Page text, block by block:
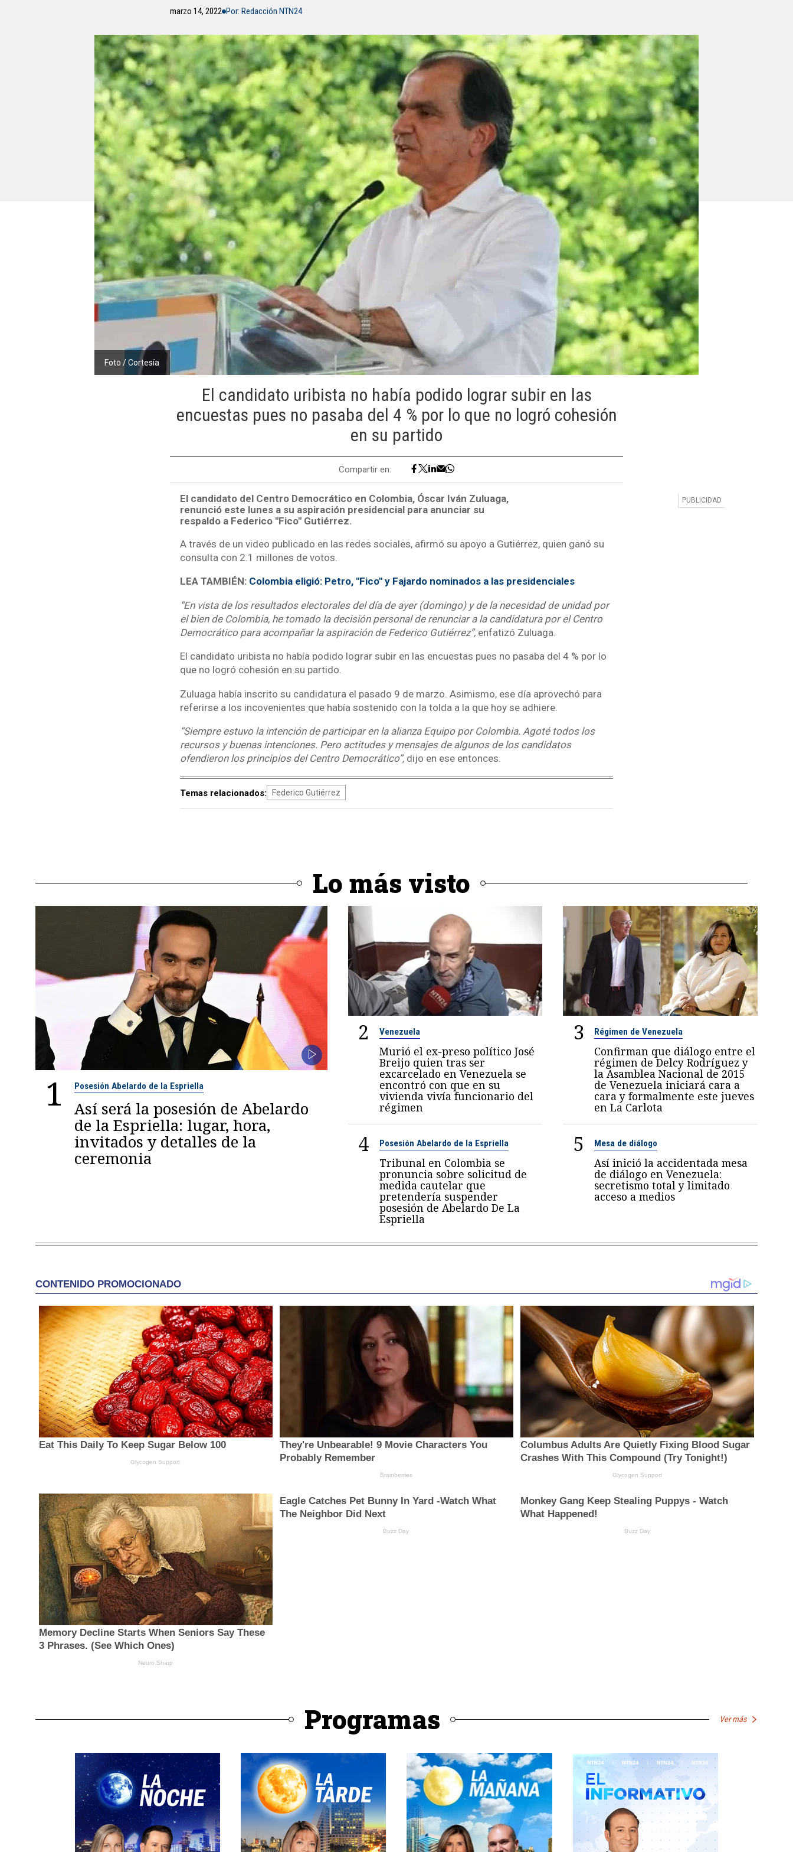
marzo 14, 2022 Por: Redacción NTN24
Foto / Cortesía
El candidato uribista no había podido lograr subir en las
encuestas pues no pasaba del 4 % por lo que no logró cohesión
en su partido
Compartir en:
El candidato del Centro Democrático en Colombia, Óscar Iván Zuluaga,
renunció este lunes a su aspiración presidencial para anunciar su
respaldo a Federico "Fico" Gutiérrez.
A través de un video publicado en las redes sociales, afirmó su apoyo a Gutiérrez, quien ganó su
consulta con 2.1 millones de votos.
LEA TAMBIÉN: Colombia eligió: Petro, "Fico" y Fajardo nominados a las presidenciales
“En vista de los resultados electorales del día de ayer (domingo) y de la necesidad de unidad por
el bien de Colombia, he tomado la decisión personal de renunciar a la candidatura por el Centro
Democrático para acompañar la aspiración de Federico Gutiérrez”, enfatizó Zuluaga.
El candidato uribista no había podido lograr subir en las encuestas pues no pasaba del 4 % por lo
que no logró cohesión en su partido.
Zuluaga había inscrito su candidatura el pasado 9 de marzo. Asimismo, ese día aprovechó para
referirse a los incovenientes que había sostenido con la tolda a la que hoy se adhiere.
“Siempre estuvo la intención de participar en la alianza Equipo por Colombia. Agoté todos los
recursos y buenas intenciones. Pero actitudes y mensajes de algunos de los candidatos
ofendieron los principios del Centro Democrático”,dijo en ese entonces.
Temas relacionados: Federico Gutiérrez
Lo más visto
1 Posesión Abelardo de la Espriella
Así será la posesión de Abelardo
de la Espriella: lugar, hora,
invitados y detalles de la
ceremonia
2 Venezuela
Murió el ex-preso político José
Breijo quien tras ser
excarcelado en Venezuela se
encontró con que en su
vivienda vivía funcionario del
régimen
3 Régimen de Venezuela
Confirman que diálogo entre el
régimen de Delcy Rodríguez y
la Asamblea Nacional de 2015
de Venezuela iniciará cara a
cara y formalmente este jueves
en La Carlota
4 Posesión Abelardo de la Espriella
Tribunal en Colombia se
pronuncia sobre solicitud de
medida cautelar que
pretendería suspender
posesión de Abelardo De La
Espriella
5 Mesa de diálogo
Así inició la accidentada mesa
de diálogo en Venezuela:
secretismo total y limitado
acceso a medios
Programas Ver más